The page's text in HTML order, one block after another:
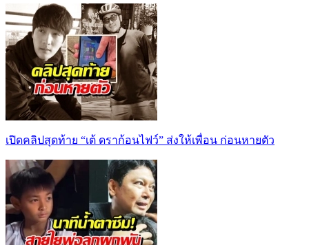
เปิดคลิปสุดท้าย “เต้ ดราก้อนไฟว์” ส่งให้เพื่อน ก่อนหายตัว